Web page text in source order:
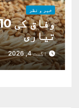
خبر و نظر
تیاری
اگست 4, 2026